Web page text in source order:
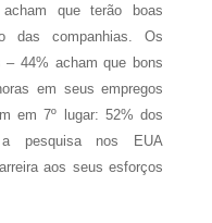
que terão boas
das companhias. Os
44% acham que bons
em seus empregos
em 7º lugar: 52% dos
a pesquisa nos EUA
aos seus esforços